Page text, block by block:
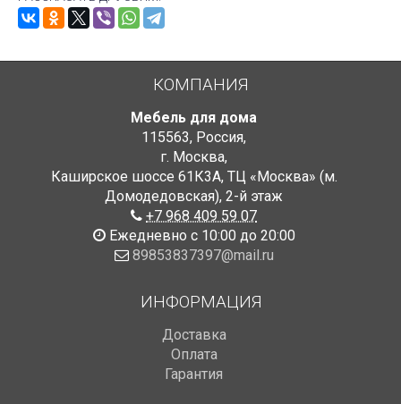
КОМПАНИЯ
Мебель для дома
115563, Россия,
г. Москва,
Каширское шоссе 61К3А, ТЦ «Москва» (м.
Домодедовская), 2-й этаж
+7 968 409 59 07
Ежедневно с 10:00 до 20:00
89853837397@mail.ru
ИНФОРМАЦИЯ
Доставка
Оплата
Гарантия